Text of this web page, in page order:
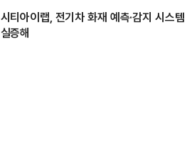
시티아이랩, 전기차 화재 예측·감지 시스템
실증해